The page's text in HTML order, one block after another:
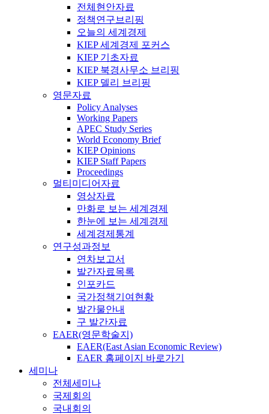
전체현안자료
정책연구브리핑
오늘의 세계경제
KIEP 세계경제 포커스
KIEP 기초자료
KIEP 북경사무소 브리핑
KIEP 델리 브리핑
영문자료
Policy Analyses
Working Papers
APEC Study Series
World Economy Brief
KIEP Opinions
KIEP Staff Papers
Proceedings
멀티미디어자료
영상자료
만화로 보는 세계경제
한눈에 보는 세계경제
세계경제통계
연구성과정보
연차보고서
발간자료목록
인포카드
국가정책기여현황
발간물안내
구 발간자료
EAER(영문학술지)
EAER(East Asian Economic Review)
EAER 홈페이지 바로가기
세미나
전체세미나
국제회의
국내회의